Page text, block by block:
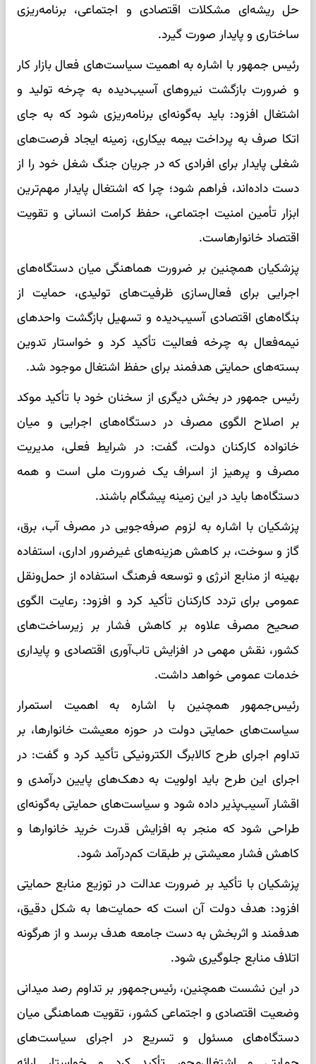
حل ریشه‌ای مشکلات اقتصادی و اجتماعی، برنامه‌ریزی
ساختاری و پایدار صورت گیرد.
رئیس جمهور با اشاره به اهمیت سیاست‌های فعال بازار کار
و ضرورت بازگشت نیروهای آسیب‌دیده به چرخه تولید و
اشتغال افزود: باید به‌گونه‌ای برنامه‌ریزی شود که به جای
اتکا صرف به پرداخت بیمه بیکاری، زمینه ایجاد فرصت‌های
شغلی پایدار برای افرادی که در جریان جنگ شغل خود را از
دست داده‌اند، فراهم شود؛ چرا که اشتغال پایدار مهم‌ترین
ابزار تأمین امنیت اجتماعی، حفظ کرامت انسانی و تقویت
اقتصاد خانوارهاست.
پزشکیان همچنین بر ضرورت هماهنگی میان دستگاه‌های
اجرایی برای فعال‌سازی ظرفیت‌های تولیدی، حمایت از
بنگاه‌های اقتصادی آسیب‌دیده و تسهیل بازگشت واحدهای
نیمه‌فعال به چرخه فعالیت تأکید کرد و خواستار تدوین
بسته‌های حمایتی هدفمند برای حفظ اشتغال موجود شد.
رئیس جمهور در بخش دیگری از سخنان خود با تأکید موکد
بر اصلاح الگوی مصرف در دستگاه‌های اجرایی و میان
خانواده کارکنان دولت، گفت: در شرایط فعلی، مدیریت
مصرف و پرهیز از اسراف یک ضرورت ملی است و همه
دستگاه‌ها باید در این زمینه پیشگام باشند.
پزشکیان با اشاره به لزوم صرفه‌جویی در مصرف آب، برق،
گاز و سوخت، بر کاهش هزینه‌های غیرضرور اداری، استفاده
بهینه از منابع انرژی و توسعه فرهنگ استفاده از حمل‌ونقل
عمومی برای تردد کارکنان تأکید کرد و افزود: رعایت الگوی
صحیح مصرف علاوه بر کاهش فشار بر زیرساخت‌های
کشور، نقش مهمی در افزایش تاب‌آوری اقتصادی و پایداری
خدمات عمومی خواهد داشت.
رئیس‌جمهور همچنین با اشاره به اهمیت استمرار
سیاست‌های حمایتی دولت در حوزه معیشت خانوارها، بر
تداوم اجرای طرح کالابرگ الکترونیکی تأکید کرد و گفت: در
اجرای این طرح باید اولویت به دهک‌های پایین درآمدی و
اقشار آسیب‌پذیر داده شود و سیاست‌های حمایتی به‌گونه‌ای
طراحی شود که منجر به افزایش قدرت خرید خانوارها و
کاهش فشار معیشتی بر طبقات کم‌درآمد شود.
پزشکیان با تأکید بر ضرورت عدالت در توزیع منابع حمایتی
افزود: هدف دولت آن است که حمایت‌ها به شکل دقیق،
هدفمند و اثربخش به دست جامعه هدف برسد و از هرگونه
اتلاف منابع جلوگیری شود.
در این نشست همچنین، رئیس‌جمهور بر تداوم رصد میدانی
وضعیت اقتصادی و اجتماعی کشور، تقویت هماهنگی میان
دستگاه‌های مسئول و تسریع در اجرای سیاست‌های